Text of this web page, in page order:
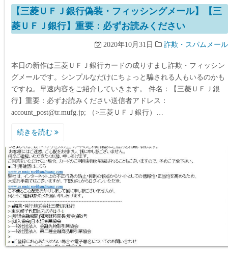
【三菱ＵＦＪ銀行偽装・フィッシングメール】【三
菱ＵＦＪ銀行】重要：必ずお読みください
2020年10月31日 詐欺・スパムメール
本日の新作は三菱ＵＦＪ銀行カードの成りすまし詐欺・フィッシン
グメールです。シンプルなだけにちょっと騙される人もいるのかも
ですね。早速内容をご紹介していきます。 件名：【三菱ＵＦＪ銀
行】重要：必ずお読みください送信者アドレス：
account_post@tr.mufg.jp; （>三菱ＵＦＪ銀行）…
続きを読む